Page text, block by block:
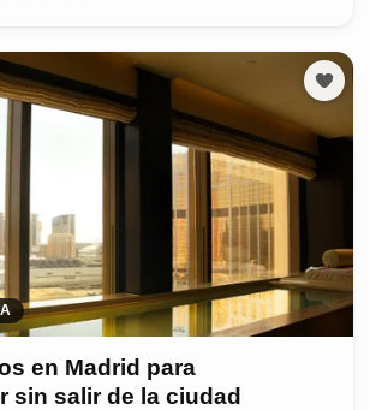
en Madrid para
sin salir de la ciudad